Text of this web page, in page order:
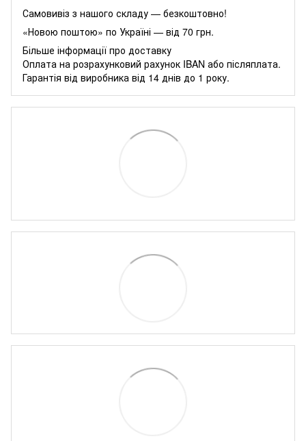
Самовивіз з нашого складу — безкоштовно!
«Новою поштою» по Україні — від 70 грн.
Більше інформації про доставку
Оплата на розрахунковий рахунок IBAN або післяплата.
Гарантія від виробника від 14 днів до 1 року.